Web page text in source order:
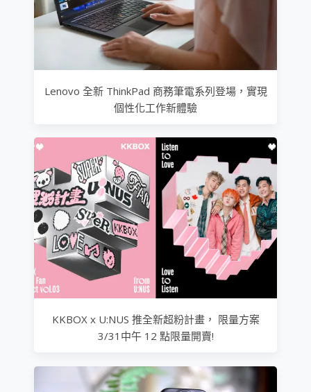
Lenovo 全新 ThinkPad 商務筆電系列登場，實現
個性化工作新體驗
KKBOX x U:NUS 推全新超粉計畫， 限量方案
3/31中午 12 點限量開賣!